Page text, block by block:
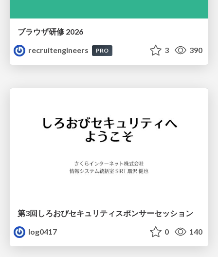
ブラウザ研修 2026
recruitengineers
PRO 3 390
第3回しろおびセキュリティスポンサーセッション
log0417
0 140